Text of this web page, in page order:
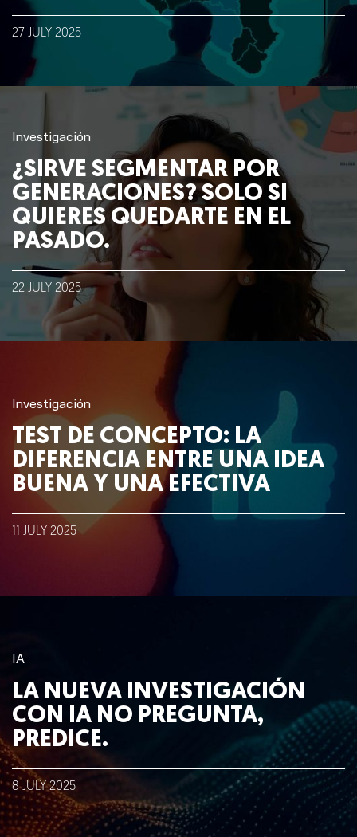
27 JULY 2025
Investigación
¿SIRVE SEGMENTAR POR
GENERACIONES? SOLO SI
QUIERES QUEDARTE EN EL
PASADO.
22 JULY 2025
Investigación
TEST DE CONCEPTO: LA
DIFERENCIA ENTRE UNA IDEA
BUENA Y UNA EFECTIVA
JULY 2025
IA
LA NUEVA INVESTIGACIÓN
CON IA NO PREGUNTA,
PREDICE.
8 JULY 2025